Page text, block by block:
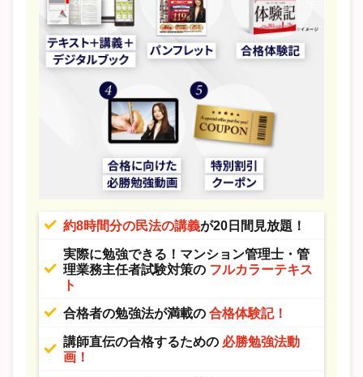
約8時間分の民法の講義が20日間見放題！
実際に勉強できる！マンション管理士・管
理業務主任者試験対策の フルカラーテキス
ト
合格者の勉強法が満載の 合格体験記！
講師直伝の合格するための 必勝勉強法動
画！